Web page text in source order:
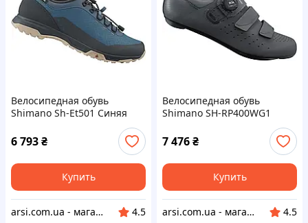
Велосипедная обувь
Shimano Sh-Et501 Синяя
6 793₴
Купить
arsi.com.ua - магазин техники
4.5
Велосипедная обувь
Shimano SH-RP400WG1
7 476₴
Купить
arsi.com.ua - магазин техники
4.5